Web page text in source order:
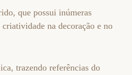
que possui inúmeras
na decoração e no
trazendo referências do